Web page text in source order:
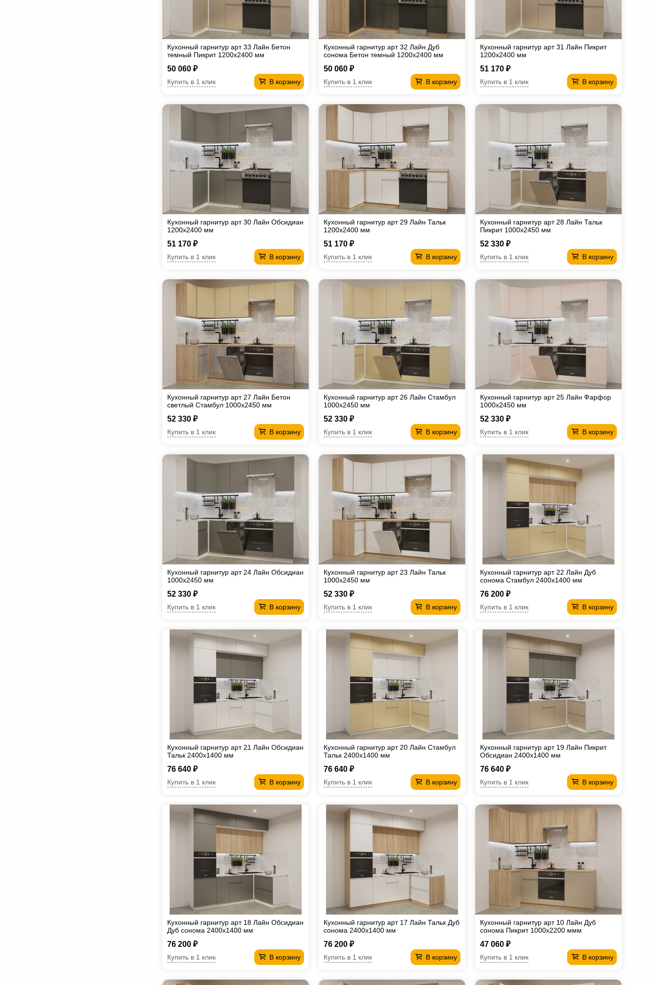
Кухонный гарнитур арт 33 Лайн Бетон
темный Пикрит 1200х2400 мм
50 060 ₽
В корзину
Купить в 1 клик
Кухонный гарнитур арт 32 Лайн Дуб
сонома Бетон темный 1200х2400 мм
50 060 ₽
В корзину
Купить в 1 клик
Кухонный гарнитур арт 31 Лайн Пикрит
1200х2400 мм
51 170 ₽
В корзину
Купить в 1 клик
Кухонный гарнитур арт 30 Лайн Обсидиан
1200х2400 мм
51 170 ₽
В корзину
Купить в 1 клик
Кухонный гарнитур арт 29 Лайн Тальк
1200х2400 мм
51 170 ₽
В корзину
Купить в 1 клик
Кухонный гарнитур арт 28 Лайн Тальк
Пикрит 1000х2450 мм
52 330 ₽
В корзину
Купить в 1 клик
Кухонный гарнитур арт 27 Лайн Бетон
светлый Стамбул 1000х2450 мм
52 330 ₽
В корзину
Купить в 1 клик
Кухонный гарнитур арт 26 Лайн Стамбул
1000х2450 мм
52 330 ₽
В корзину
Купить в 1 клик
Кухонный гарнитур арт 25 Лайн Фарфор
1000х2450 мм
52 330 ₽
В корзину
Купить в 1 клик
Кухонный гарнитур арт 24 Лайн Обсидиан
1000х2450 мм
52 330 ₽
В корзину
Купить в 1 клик
Кухонный гарнитур арт 23 Лайн Тальк
1000х2450 мм
52 330 ₽
В корзину
Купить в 1 клик
Кухонный гарнитур арт 22 Лайн Дуб
сонома Стамбул 2400х1400 мм
76 200 ₽
В корзину
Купить в 1 клик
Кухонный гарнитур арт 21 Лайн Обсидиан
Тальк 2400х1400 мм
76 640 ₽
В корзину
Купить в 1 клик
Кухонный гарнитур арт 20 Лайн Стамбул
Тальк 2400х1400 мм
76 640 ₽
В корзину
Купить в 1 клик
Кухонный гарнитур арт 19 Лайн Пикрит
Обсидиан 2400х1400 мм
76 640 ₽
В корзину
Купить в 1 клик
Кухонный гарнитур арт 18 Лайн Обсидиан
Дуб сонома 2400х1400 мм
76 200 ₽
В корзину
Купить в 1 клик
Кухонный гарнитур арт 17 Лайн Тальк Дуб
сонома 2400х1400 мм
76 200 ₽
В корзину
Купить в 1 клик
Кухонный гарнитур арт 10 Лайн Дуб
сонома Пикрит 1000х2200 ммм
47 060 ₽
В корзину
Купить в 1 клик